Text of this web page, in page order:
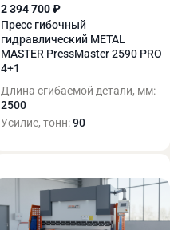
2 394 700 ₽
Пресс гибочный
гидравлический METAL
MASTER PressMaster 2590 PRO
4+1
Длина сгибаемой детали, мм:
2500
Усилие, тонн:90